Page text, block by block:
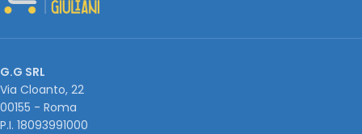
G.G SRL
Via Cloanto, 22
00155 - Roma
P.I. ‭18093991000